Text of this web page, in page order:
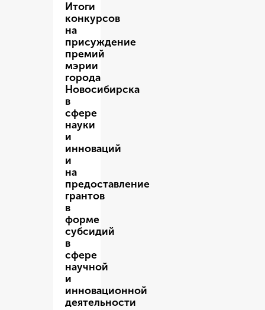
Итоги
конкурсов
на
присуждение
премий
мэрии
города
Новосибирска
в
сфере
науки
и
инноваций
и
на
предоставление
грантов
в
форме
субсидий
в
сфере
научной
и
инновационной
деятельности